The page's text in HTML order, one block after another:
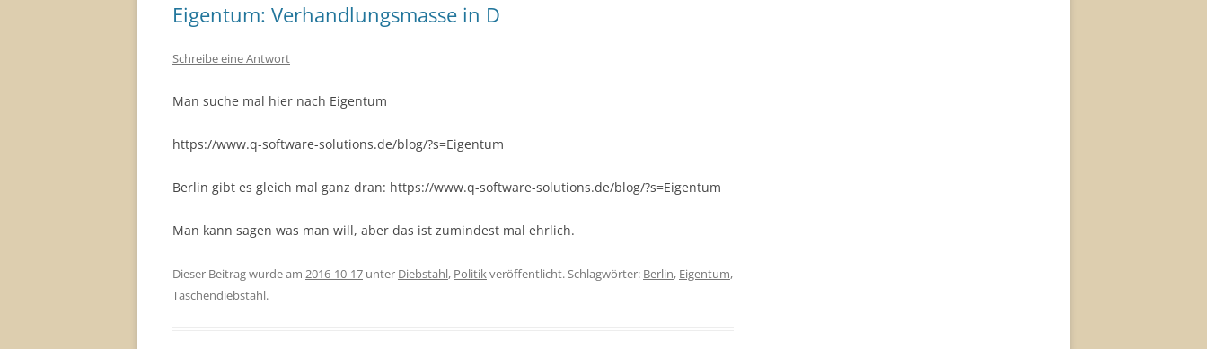
Eigentum: Verhandlungsmasse in D
Schreibe eine Antwort
Man suche mal hier nach Eigentum
https://www.q-software-solutions.de/blog/?s=Eigentum
Berlin gibt es gleich mal ganz dran: https://www.q-software-solutions.de/blog/?s=Eigentum
Man kann sagen was man will, aber das ist zumindest mal ehrlich.
Dieser Beitrag wurde am 2016-10-17 unter Diebstahl, Politikveröffentlicht. Schlagwörter: Berlin, Eigentum,
Taschendiebstahl.